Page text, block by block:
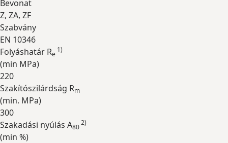
Bevonat
Z, ZA, ZF
Szabvány
EN 10346
Folyáshatár Re
1)
(min MPa)
220
Szakítószilárdság Rm
(min. MPa)
300
Szakadási nyúlás A80
2)
(min %)